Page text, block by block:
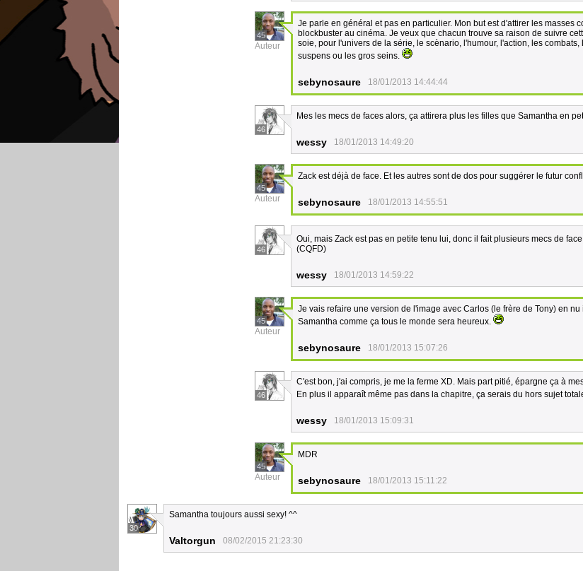
45
Auteur
Je parle en général et pas en particulier. Mon but est d'attirer les masses
blockbuster au cinéma. Je veux que chacun trouve sa raison de suivre
soie, pour l'univers de la série, le scènario, l'humour, l'action, les combats,
suspens ou les gros seins.
sebynosaure 18/01/2013 14:44:44
46
Mes les mecs de faces alors, ça attirera plus les filles que Samantha en
wessy 18/01/2013 14:49:20
45
Auteur
Zack est déjà de face. Et les autres sont de dos pour suggérer le futur
sebynosaure 18/01/2013 14:55:51
46
Oui, mais Zack est pas en petite tenu lui, donc il fait plusieurs mecs de
(CQFD)
wessy 18/01/2013 14:59:22
45
Auteur
Je vais refaire une version de l'image avec Carlos (le frère de Tony) en
Samantha comme ça tous le monde sera heureux.
sebynosaure 18/01/2013 15:07:26
46
C'est bon, j'ai compris, je me la ferme XD. Mais part pitié, épargne ça à
En plus il apparaît même pas dans la chapitre, ça serais du hors sujet
wessy 18/01/2013 15:09:31
45
Auteur
MDR
sebynosaure 18/01/2013 15:11:22
30
Samantha toujours aussi sexy! ^^
Valtorgun 08/02/2015 21:23:30